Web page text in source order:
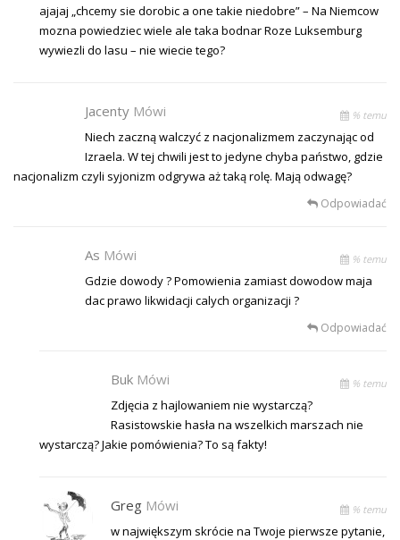
ajajaj „chcemy sie dorobic a one takie niedobre” – Na Niemcow
mozna powiedziec wiele ale taka bodnar Roze Luksemburg
wywiezli do lasu – nie wiecie tego?
Jacenty Mówi % temu
Niech zaczną walczyć z nacjonalizmem zaczynając od
Izraela. W tej chwili jest to jedyne chyba państwo, gdzie
nacjonalizm czyli syjonizm odgrywa aż taką rolę. Mają odwagę?
Odpowiadać
As Mówi % temu
Gdzie dowody ? Pomowienia zamiast dowodow maja
dac prawo likwidacji calych organizacji ?
Odpowiadać
Buk Mówi % temu
Zdjęcia z hajlowaniem nie wystarczą?
Rasistowskie hasła na wszelkich marszach nie
wystarczą? Jakie pomówienia? To są fakty!
Greg Mówi % temu
w największym skrócie na Twoje pierwsze pytanie,